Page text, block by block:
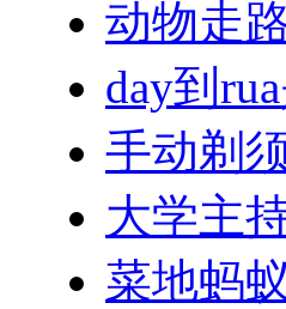
动物走
day到
手动剃
大学主
菜地蚂